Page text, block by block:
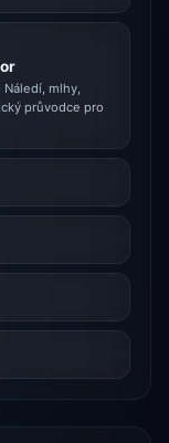
mlhy,
průvodce pro